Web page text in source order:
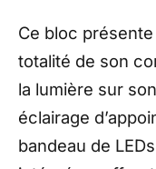
Ce bloc
totalité de son
la lumière sur
éclairage
bandeau de